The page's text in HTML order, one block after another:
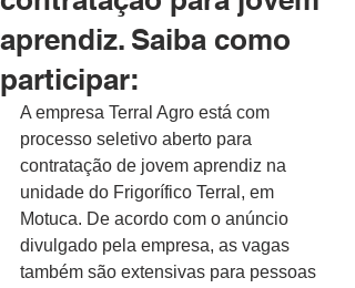
aprendiz. Saiba como
participar:
A empresa Terral Agro está com
processo seletivo aberto para
contratação de jovem aprendiz na
unidade do Frigorífico Terral, em
Motuca. De acordo com o anúncio
divulgado pela empresa, as vagas
também são extensivas para pessoas